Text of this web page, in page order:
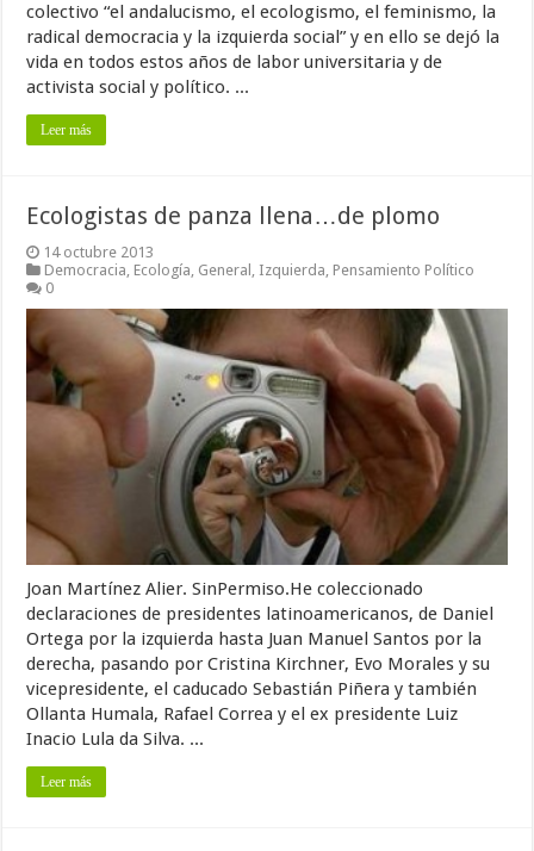
colectivo “el andalucismo, el ecologismo, el feminismo, la
radical democracia y la izquierda social” y en ello se dejó la
vida en todos estos años de labor universitaria y de
activista social y político. ...
Leer más
Ecologistas de panza llena…de plomo
14 octubre 2013
Democracia, Ecología, General , Izquierda, Pensamiento Político
0
Joan Martínez Alier. SinPermiso.He coleccionado
declaraciones de presidentes latinoamericanos, de Daniel
Ortega por la izquierda hasta Juan Manuel Santos por la
derecha, pasando por Cristina Kirchner, Evo Morales y su
vicepresidente, el caducado Sebastián Piñera y también
Ollanta Humala, Rafael Correa y el ex presidente Luiz
Inacio Lula da Silva. ...
Leer más